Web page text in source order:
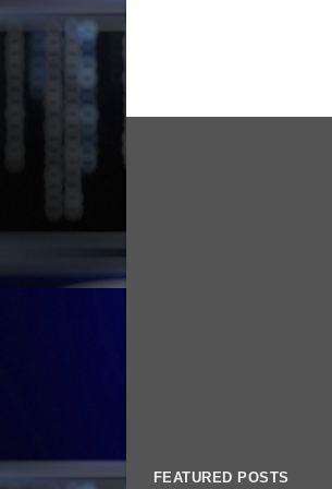
FEATURED POSTS